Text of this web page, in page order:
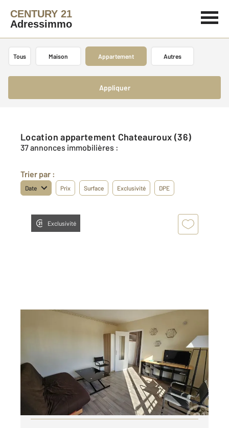
CENTURY 21
Adressimmo
Tous Maison Appartement Autres
Appliquer
Location appartement Chateauroux (36)
37 annonces immobilières :
Trier par :
Date Prix Surface Exclusivité DPE
Exclusivité
CHATEAUROUX 36
Appartement Studio à louer
430 €
par mois charges comprises
Visiter le site dédié